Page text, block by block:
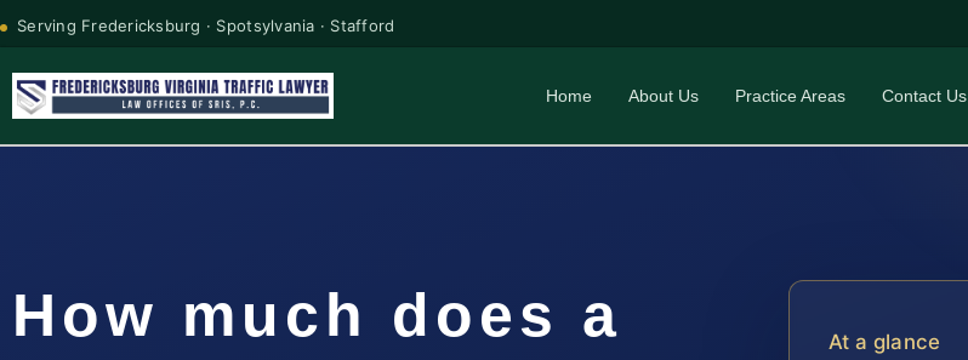
Serving Fredericksburg · Spotsylvania · Stafford
Home About Us Practice Areas Contact Us
How much does a
At a glance